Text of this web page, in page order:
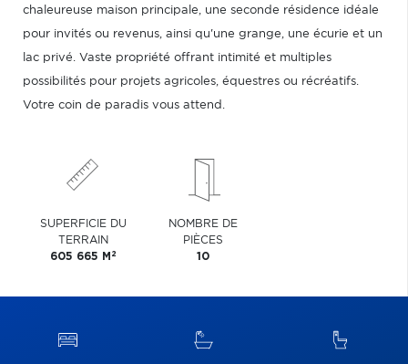
chaleureuse maison principale, une seconde résidence idéale
pour invités ou revenus, ainsi qu'une grange, une écurie et un
lac privé. Vaste propriété offrant intimité et multiples
possibilités pour projets agricoles, équestres ou récréatifs.
Votre coin de paradis vous attend.
SUPERFICIE DU
TERRAIN
605 665 M 2
NOMBRE DE
PIÈCES
10